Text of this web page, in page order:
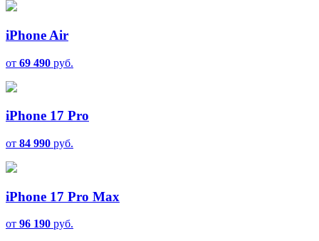
iPhone Air
от 69 490 руб.
iPhone 17 Pro
от 84 990 руб.
iPhone 17 Pro Max
от 96 190 руб.